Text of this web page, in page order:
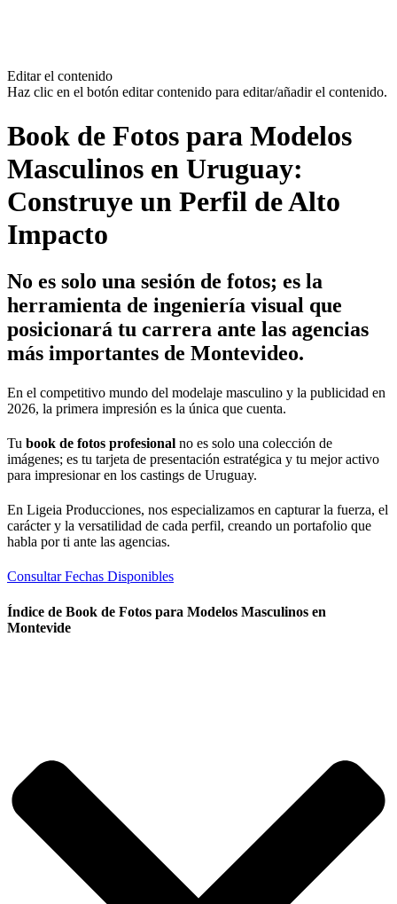
Editar el contenido
Haz clic en el botón editar contenido para editar/añadir el contenido.
Book de Fotos para Modelos
Masculinos en Uruguay:
Construye un Perfil de Alto
Impacto
No es solo una sesión de fotos; es la
herramienta de ingeniería visual que
posicionará tu carrera ante las agencias
más importantes de Montevideo.
En el competitivo mundo del modelaje masculino y la publicidad en
2026, la primera impresión es la única que cuenta.
Tu book de fotos profesional no es solo una colección de
imágenes; es tu tarjeta de presentación estratégica y tu mejor activo
para impresionar en los castings de Uruguay.
En Ligeia Producciones, nos especializamos en capturar la fuerza, el
carácter y la versatilidad de cada perfil, creando un portafolio que
habla por ti ante las agencias.
Consultar Fechas Disponibles
Índice de Book de Fotos para Modelos Masculinos en
Montevide